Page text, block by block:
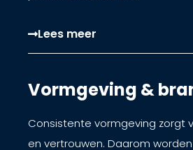
Lees meer
Vormgeving &
Consistente vormgeving zorgt
en vertrouwen. Daarom